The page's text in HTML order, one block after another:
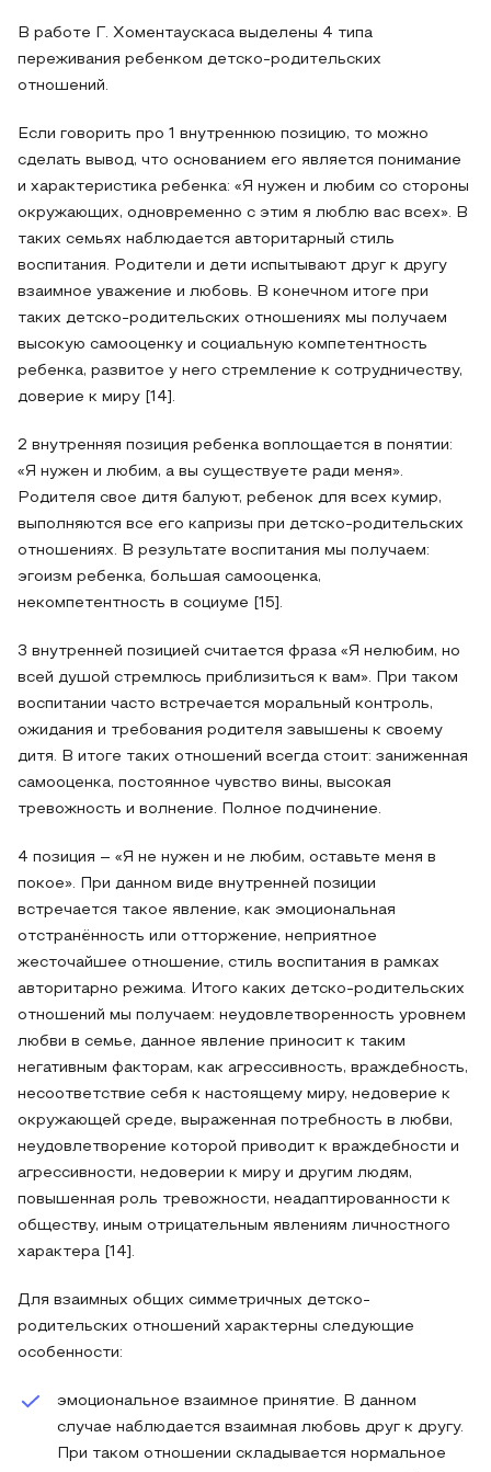
В работе Г. Хоментаускаса выделены 4 типа
переживания ребенком детско-родительских
отношений.
Если говорить про 1 внутреннюю позицию, то можно
сделать вывод, что основанием его является понимание
и характеристика ребенка: «Я нужен и любим со стороны
окружающих, одновременно с этим я люблю вас всех». В
таких семьях наблюдается авторитарный стиль
воспитания. Родители и дети испытывают друг к другу
взаимное уважение и любовь. В конечном итоге при
таких детско-родительских отношениях мы получаем
высокую самооценку и социальную компетентность
ребенка, развитое у него стремление к сотрудничеству,
доверие к миру [14].
2 внутренняя позиция ребенка воплощается в понятии:
«Я нужен и любим, а вы существуете ради меня».
Родителя свое дитя балуют, ребенок для всех кумир,
выполняются все его капризы при детско-родительских
отношениях. В результате воспитания мы получаем:
эгоизм ребенка, большая самооценка,
некомпетентность в социуме [15].
3 внутренней позицией считается фраза «Я нелюбим, но
всей душой стремлюсь приблизиться к вам». При таком
воспитании часто встречается моральный контроль,
ожидания и требования родителя завышены к своему
дитя. В итоге таких отношений всегда стоит: заниженная
самооценка, постоянное чувство вины, высокая
тревожность и волнение. Полное подчинение.
4 позиция – «Я не нужен и не любим, оставьте меня в
покое». При данном виде внутренней позиции
встречается такое явление, как эмоциональная
отстранённость или отторжение, неприятное
жесточайшее отношение, стиль воспитания в рамках
авторитарно режима. Итого каких детско-родительских
отношений мы получаем: неудовлетворенность уровнем
любви в семье, данное явление приносит к таким
негативным факторам, как агрессивность, враждебность,
несоответствие себя к настоящему миру, недоверие к
окружающей среде, выраженная потребность в любви,
неудовлетворение которой приводит к враждебности и
агрессивности, недоверии к миру и другим людям,
повышенная роль тревожности, неадаптированности к
обществу, иным отрицательным явлениям личностного
характера [14].
Для взаимных общих симметричных детско-
родительских отношений характерны следующие
особенности:
эмоциональное взаимное принятие. В данном
случае наблюдается взаимная любовь друг к другу.
При таком отношении складывается нормальное